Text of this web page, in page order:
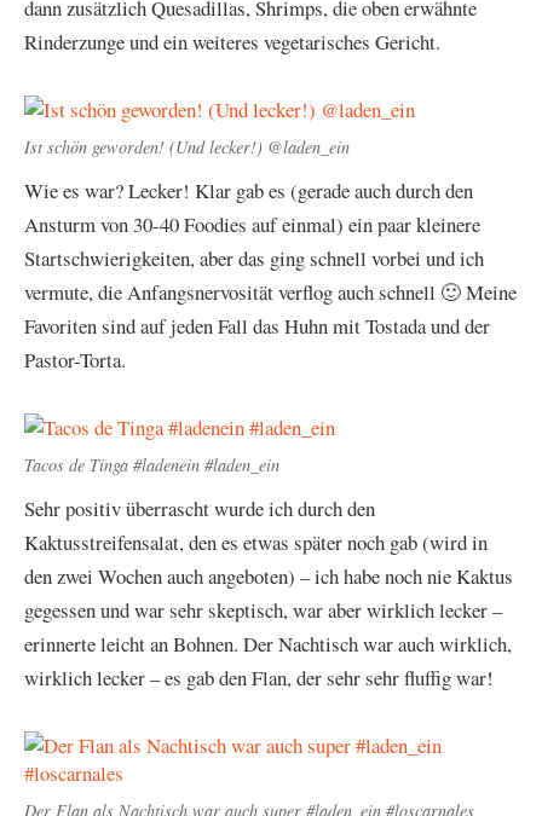
dann zusätzlich Quesadillas, Shrimps, die oben erwähnte
Rinderzunge und ein weiteres vegetarisches Gericht.
Ist schön geworden! (Und lecker!) @laden_ein
Wie es war? Lecker! Klar gab es (gerade auch durch den
Ansturm von 30-40 Foodies auf einmal) ein paar kleinere
Startschwierigkeiten, aber das ging schnell vorbei und ich
vermute, die Anfangsnervosität verflog auch schnell 🙂 Meine
Favoriten sind auf jeden Fall das Huhn mit Tostada und der
Pastor-Torta.
Tacos de Tinga #ladenein #laden_ein
Sehr positiv überrascht wurde ich durch den
Kaktusstreifensalat, den es etwas später noch gab (wird in
den zwei Wochen auch angeboten) – ich habe noch nie Kaktus
gegessen und war sehr skeptisch, war aber wirklich lecker –
erinnerte leicht an Bohnen. Der Nachtisch war auch wirklich,
wirklich lecker – es gab den Flan, der sehr sehr fluffig war!
Der Flan als Nachtisch war auch super #laden_ein #loscarnales